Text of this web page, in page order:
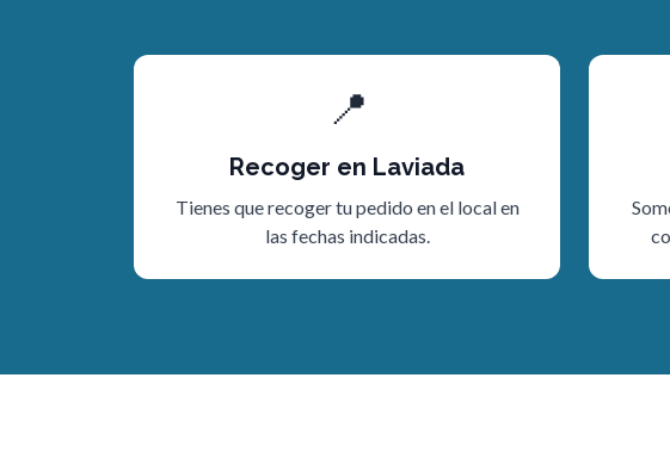
📍
Recoger en Laviada
Tienes que recoger tu pedido en el local en
las fechas indicadas.